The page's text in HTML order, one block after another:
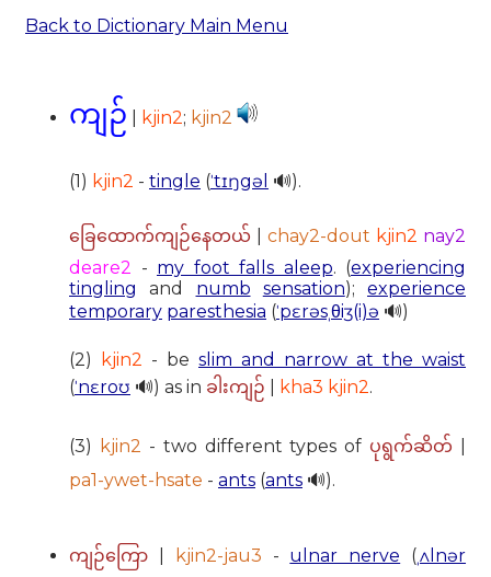
Back to Dictionary Main Menu
ကျဉ် kjin2; kjin2
(1) kjin2 - tingle (ˈtɪŋgəl 🔊).
ခြေထောက်ကျဉ်နေတယ် chay2-dout kjin2 nay2
deare2
- my foot falls aleep. (experiencing
tingling
and numb sensation); experience
temporary paresthesia (ˈpɛrəsˌθiʒ(i)ə 🔊)
(2) kjin2 - be slim and narrow at the waist
(ˈnɛroʊ 🔊) as in ခါးကျဉ် kha3 kjin2.
(3) kjin2 - two different types of ပုရွက်ဆိတ်
pa1-ywet-hsate - ants (ants 🔊).
ကျဉ်ကြော kjin2-jau3 - ulnar nerve (ˌʌlnər